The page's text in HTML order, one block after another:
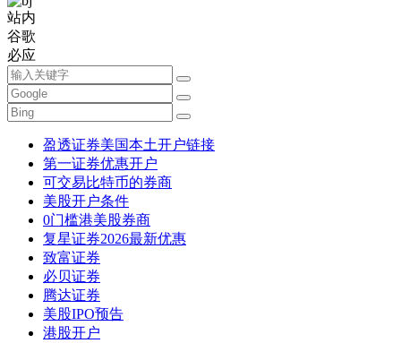
站内
谷歌
必应
盈透证券美国本土开户链接
第一证券优惠开户
可交易比特币的券商
美股开户条件
0门槛港美股券商
复星证券2026最新优惠
致富证券
必贝证券
腾达证券
美股IPO预告
港股开户